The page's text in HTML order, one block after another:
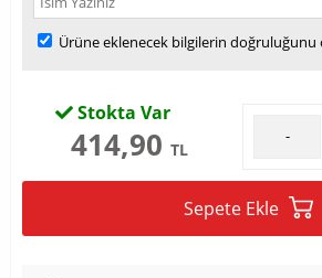
Ürüne eklenecek bilgilerin doğruluğunu
Stokta Var
414,90 TL
-
Sepete Ekle